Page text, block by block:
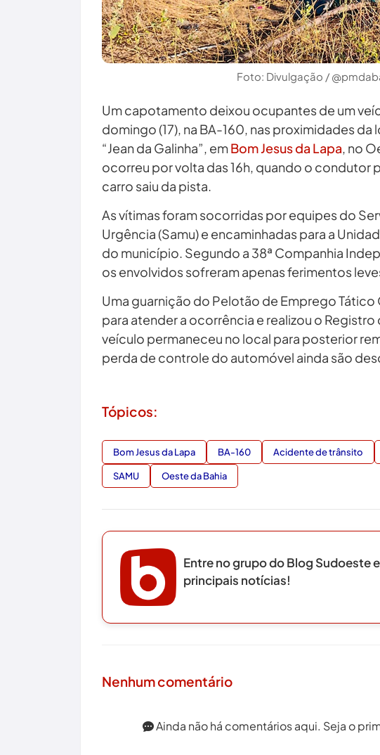
Foto: Divulgação /
Um capotamento deixou ocupantes de um
domingo (17), na BA-160, nas proximidades
“Jean da Galinha”, emBom Jesus da Lapa, no
ocorreu por volta das 16h, quando o condutor
carro saiu da pista.
As vítimas foram socorridas por equipes do
Urgência (Samu) e encaminhadas para a
do município. Segundo a 38ª Companhia
os envolvidos sofreram apenas ferimentos
Uma guarnição do Pelotão de Emprego Tático
para atender a ocorrência e realizou o Registro
veículo permaneceu no local para posterior
perda de controle do automóvel ainda são
Tópicos:
Bom Jesus da Lapa BA-160 Acidente de trânsito
SAMU Oeste da Bahia
Entre no grupo do Blog Sudoeste
principais notícias!
Nenhum comentário
Ainda não há comentários aqui. Seja o